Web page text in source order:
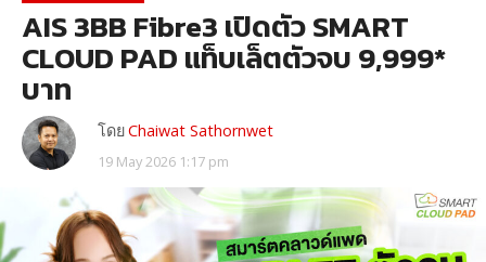
AIS 3BB Fibre3 เปิดตัว SMART
CLOUD PAD แท็บเล็ตตัวจบ 9,999*
บาท
โดยChaiwat Sathornwet
19 May 2026 1:17 pm